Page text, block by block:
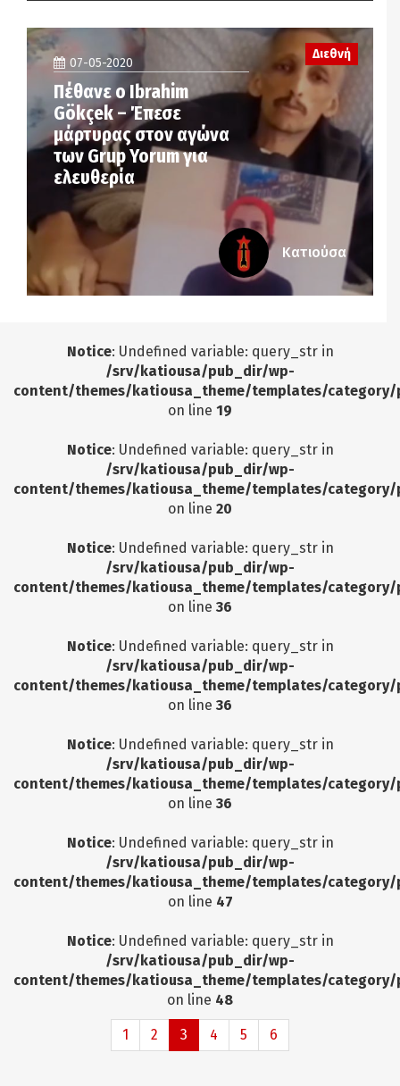
07-05-2020
Πέθανε ο Ibrahim
Gökçek – Έπεσε
μάρτυρας στον αγώνα
των Grup Yorum για
ελευθερία
Διεθνή
Κατιούσα
Notice: Undefined variable: query_str in
/srv/katiousa/pub_dir/wp-
content/themes/katiousa_theme/templates/
on line 19
Notice: Undefined variable: query_str in
/srv/katiousa/pub_dir/wp-
content/themes/katiousa_theme/templates/
on line 20
Notice: Undefined variable: query_str in
/srv/katiousa/pub_dir/wp-
content/themes/katiousa_theme/templates/
on line 36
Notice: Undefined variable: query_str in
/srv/katiousa/pub_dir/wp-
content/themes/katiousa_theme/templates/
on line 36
Notice: Undefined variable: query_str in
/srv/katiousa/pub_dir/wp-
content/themes/katiousa_theme/templates/
on line 36
Notice: Undefined variable: query_str in
/srv/katiousa/pub_dir/wp-
content/themes/katiousa_theme/templates/
on line 47
Notice: Undefined variable: query_str in
/srv/katiousa/pub_dir/wp-
content/themes/katiousa_theme/templates/
on line 48
1 2 3 4 5 6